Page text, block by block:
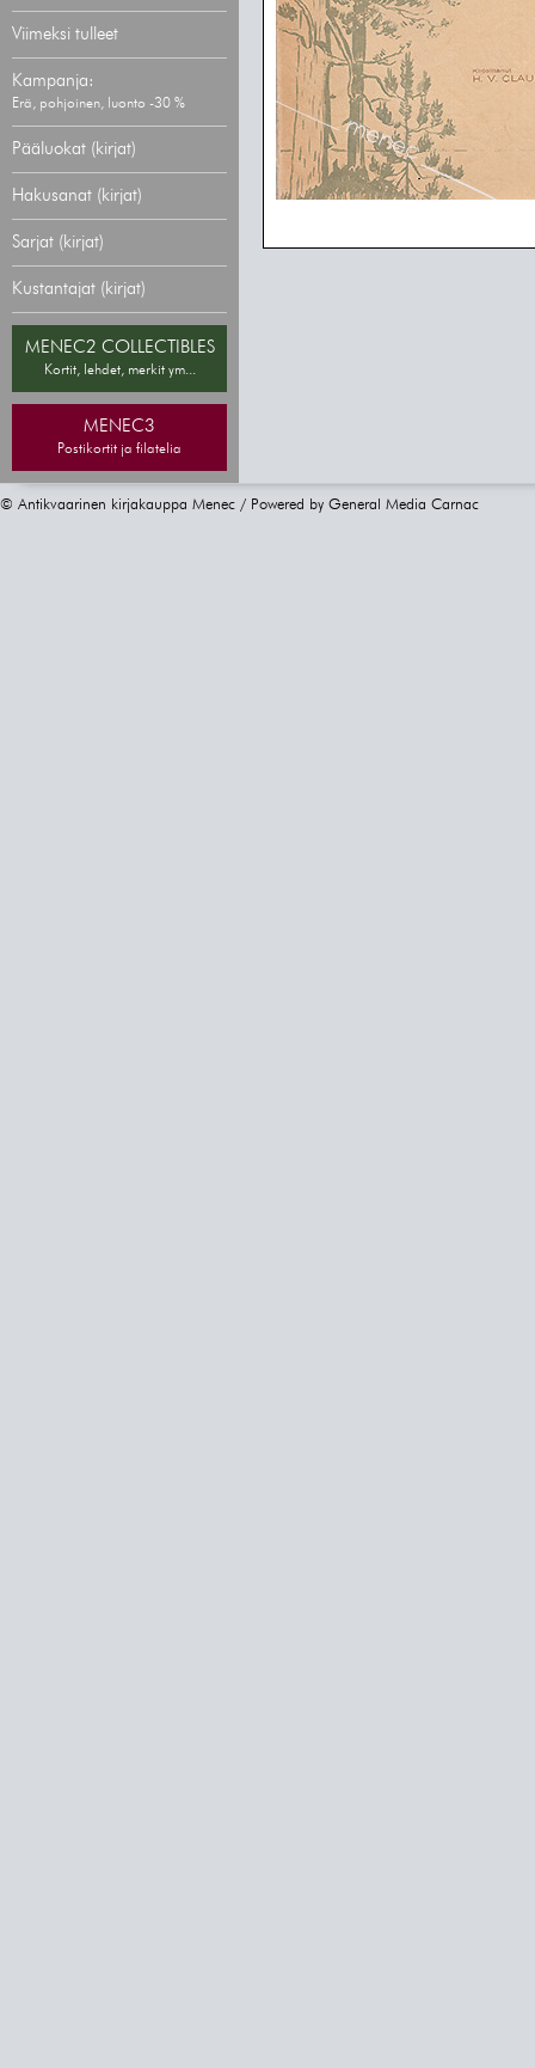
Viimeksi tulleet
Kampanja:
Erä, pohjoinen, luonto -30 %
Pääluokat (kirjat)
Hakusanat (kirjat)
Sarjat (kirjat)
Kustantajat (kirjat)
MENEC2 COLLECTIBLES
Kortit, lehdet, merkit ym...
MENEC3
Postikortit ja filatelia
© Antikvaarinen kirjakauppa Menec / Powered by General Media Carnac